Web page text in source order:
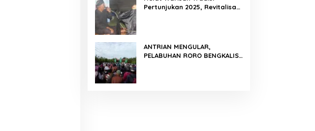
Pertunjukan 2025, Revitalisasi
ANTRIAN MENGULAR,
PELABUHAN RORO BENGKALIS